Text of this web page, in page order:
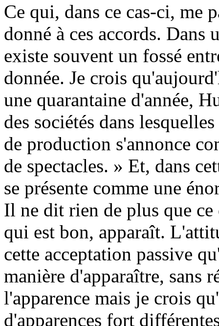
Ce qui, dans ce cas-ci, me
donné à ces accords. Dans
existe souvent un fossé
donnée. Je crois
une quarantaine d'année,
des sociétés dans
de production s'annonce
de spectacles. » Et, dans
se présente comme une
Il ne dit rien de plus que
qui est bon, apparaît.
cette acceptation passive
manière d'apparaître, sans
l'apparence mais je crois
d'apparences fort